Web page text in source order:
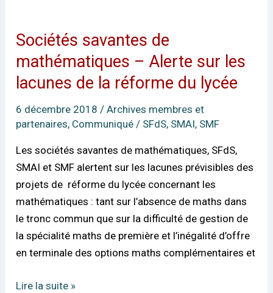
Sociétés savantes de
mathématiques – Alerte sur les
lacunes de la réforme du lycée
6 décembre 2018/Archives membres et
partenaires, Communiqué / SFdS, SMAI, SMF
Les sociétés savantes de mathématiques, SFdS,
SMAI et SMF alertent sur les lacunes prévisibles des
projets de réforme du lycée concernant les
mathématiques : tant sur l’absence de maths dans
le tronc commun que sur la difficulté de gestion de
la spécialité maths de première et l’inégalité d’offre
en terminale des options maths complémentaires et
Sociétés
savantes
mathématiques
–
Alerte
les
lacunes
de
la
réforme
du
lycée
Lire la suite »